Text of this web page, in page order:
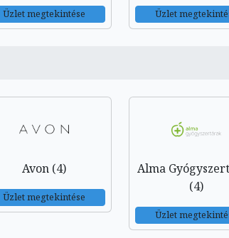
Üzlet megtekintése Üzlet
Avon (4)
Üzlet megtekintése
Alma
(4)
Üzlet